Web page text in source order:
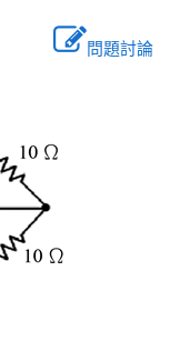
問題討論